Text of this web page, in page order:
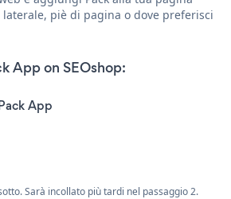
laterale, piè di pagina o dove preferisci
App on SEOshop:
App
Sarà incollato più tardi nel passaggio 2.